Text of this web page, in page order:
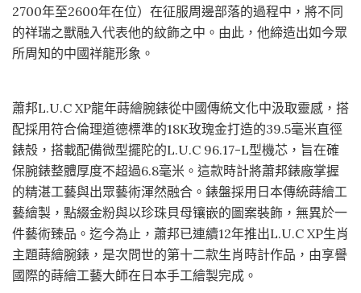
2700年至2600年在位）在征服周邊部落的過程中，將不同
的祥瑞之獸融入代表他的紋飾之中。由此，他締造出如今眾
所周知的中國祥龍形象。
蕭邦L.U.C XP龍年蒔繪腕錶從中國傳統文化中汲取靈感，搭
配採用符合倫理道德標準的18K玫瑰金打造的39.5毫米直徑
錶殼，搭載配備微型擺陀的L.U.C 96.17-L型機芯，旨在確
保腕錶整體厚度不超過6.8毫米。這款時計將蕭邦錶廠掌握
的精湛工藝與出眾藝術渾然融合。錶盤採用日本傳統蒔繪工
藝繪製，點綴金粉與以珍珠貝母镶嵌的圖案裝飾，無異於一
件藝術臻品。迄今為止，蕭邦已連續12年推出L.U.C XP生肖
主題蒔繪腕錶，是次問世的第十二款生肖時計作品，由享譽
國際的蒔繪工藝大師在日本手工繪製完成。